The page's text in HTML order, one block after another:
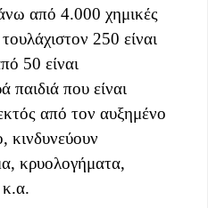
από 4.000 χημικές
250 είναι
50 είναι
παιδιά που είναι
από τον αυξημένο
κινδυνεύουν
κρυολογήματα,
κ.α.